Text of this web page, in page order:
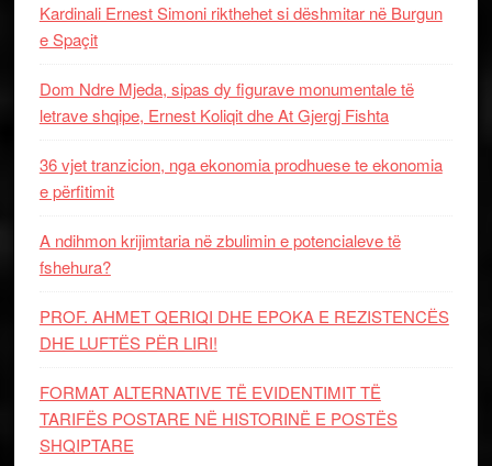
Kardinali Ernest Simoni rikthehet si dëshmitar në Burgun
e Spaçit
Dom Ndre Mjeda, sipas dy figurave monumentale të
letrave shqipe, Ernest Koliqit dhe At Gjergj Fishta
36 vjet tranzicion, nga ekonomia prodhuese te ekonomia
e përfitimit
A ndihmon krijimtaria në zbulimin e potencialeve të
fshehura?
PROF. AHMET QERIQI DHE EPOKA E REZISTENCЁS
DHE LUFTЁS PЁR LIRI!
FORMAT ALTERNATIVE TË EVIDENTIMIT TË
TARIFËS POSTARE NË HISTORINË E POSTËS
SHQIPTARE